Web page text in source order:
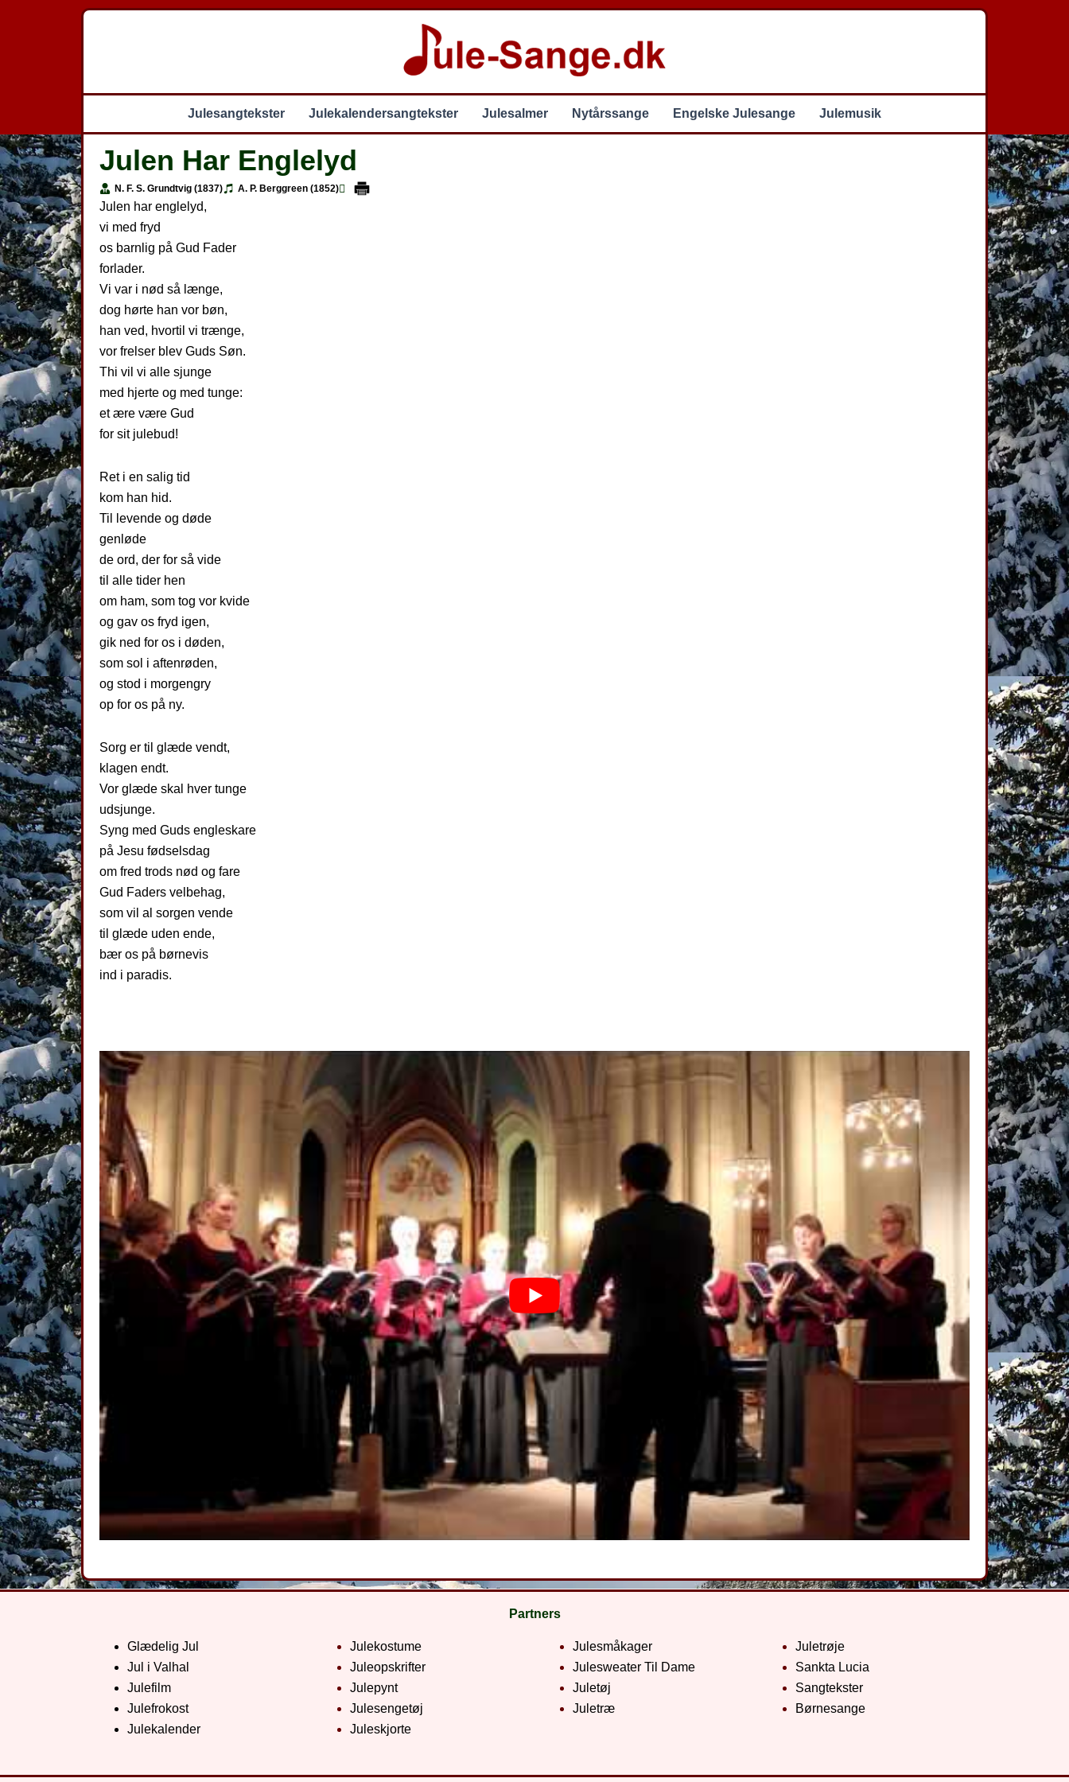
Julesangtekster Julekalendersangtekster Julesalmer Nytårssange Engelske Julesange Julemusik
Julen Har Englelyd
N. F. S. Grundtvig (1837) A. P. Berggreen (1852)
Julen har englelyd,
vi med fryd
os barnlig på Gud Fader
forlader.
Vi var i nød så længe,
dog hørte han vor bøn,
han ved, hvortil vi trænge,
vor frelser blev Guds Søn.
Thi vil vi alle sjunge
med hjerte og med tunge:
et ære være Gud
for sit julebud!
Ret i en salig tid
kom han hid.
Til levende og døde
genløde
de ord, der for så vide
til alle tider hen
om ham, som tog vor kvide
og gav os fryd igen,
gik ned for os i døden,
som sol i aftenrøden,
og stod i morgengry
op for os på ny.
Sorg er til glæde vendt,
klagen endt.
Vor glæde skal hver tunge
udsjunge.
Syng med Guds engleskare
på Jesu fødselsdag
om fred trods nød og fare
Gud Faders velbehag,
som vil al sorgen vende
til glæde uden ende,
bær os på børnevis
ind i paradis.
Partners
Glædelig Jul
Jul i Valhal
Julefilm
Julefrokost
Julekalender
Julekostume
Juleopskrifter
Julepynt
Julesengetøj
Juleskjorte
Julesmåkager
Julesweater Til Dame
Juletøj
Juletræ
Juletrøje
Sankta Lucia
Sangtekster
Børnesange